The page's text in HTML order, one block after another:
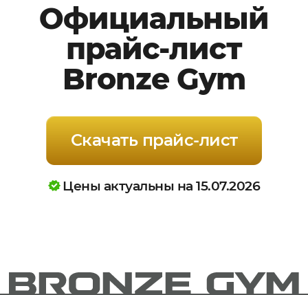
Официальный
прайс-лист
Bronze Gym
Скачать прайс-лист
Цены актуальны на 15.07.2026